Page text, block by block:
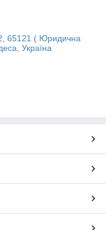
65121 ( Юридична
Україна